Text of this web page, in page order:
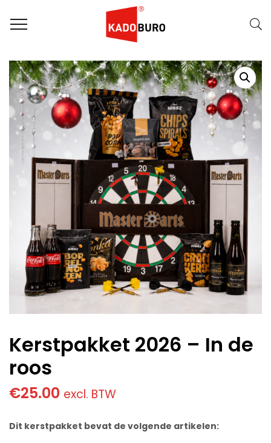
Home Kerstpakketten,WK pakketten
Kerstpakket 2026 – In de roos
Kerstpakket 2026 – In de
roos
€25.00 excl. BTW
Dit kerstpakket bevat de volgende artikelen: